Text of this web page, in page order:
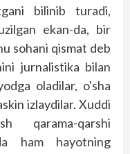
bilinib turadi,
ekan-da, bir
sohani qismat deb
jurnalistika bilan
oladilar, o'sha
izlaydilar. Xuddi
qarama-qarshi
ham hayotning